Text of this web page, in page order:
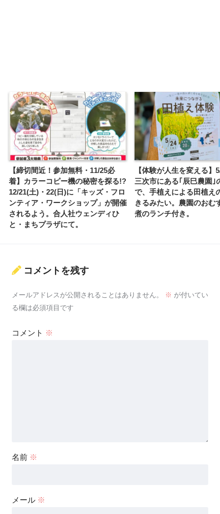
【締切間近！参加無料・11/25必
着】カラーコピー機の秘密を探る!?
12/21(土)・22(日)に「キッズ・フロ
ンティア・ワークショップ」が開催
されるよう。合人社ウェンディひ
と・まちプラザにて。
【体験が人生を変える】
三次市にある｢辰巳農園｣
で、手植えによる田植え
きるみたい。農園のおむ
煮のランチ付き。
コメントを残す
メールアドレスが公開されることはありません。 ※ が付いてい
る欄は必須項目です
コメント ※
名前 ※
メール ※